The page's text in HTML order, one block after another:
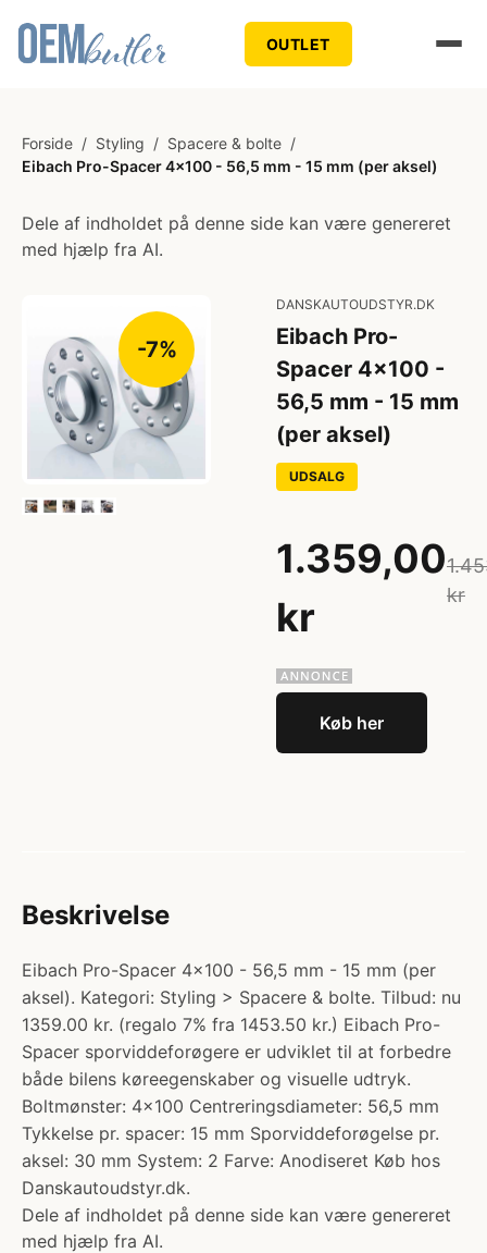
OUTLET
Forside / Styling / Spacere & bolte /
Eibach Pro-Spacer 4x100 - 56,5 mm - 15 mm (per aksel)
Dele af indholdet på denne side kan være genereret
med hjælp fra AI.
-7%
DANSKAUTOUDSTYR.DK
Eibach Pro-
Spacer 4x100 -
56,5 mm - 15 mm
(per aksel)
UDSALG
1.359,00
kr
kr
Køb her
Beskrivelse
Eibach Pro-Spacer 4x100 - 56,5 mm - 15 mm (per
aksel). Kategori: Styling > Spacere & bolte. Tilbud: nu
1359.00 kr. (regalo 7% fra 1453.50 kr.) Eibach Pro-
Spacer sporviddeforøgere er udviklet til at forbedre
både bilens køreegenskaber og visuelle udtryk.
Boltmønster: 4x100 Centreringsdiameter: 56,5 mm
Tykkelse pr. spacer: 15 mm Sporviddeforøgelse pr.
aksel: 30 mm System: 2 Farve: Anodiseret Køb hos
Danskautoudstyr.dk.
Dele af indholdet på denne side kan være genereret
med hjælp fra AI.